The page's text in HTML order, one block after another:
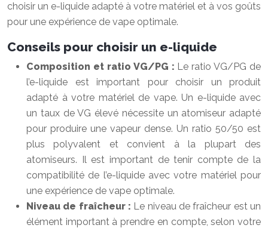
choisir un e-liquide adapté à votre matériel et à vos goûts
pour une expérience de vape optimale.
Conseils pour choisir un e-liquide
Composition et ratio VG/PG : Le ratio VG/PG de
l’e-liquide est important pour choisir un produit
adapté à votre matériel de vape. Un e-liquide avec
un taux de VG élevé nécessite un atomiseur adapté
pour produire une vapeur dense. Un ratio 50/50 est
plus polyvalent et convient à la plupart des
atomiseurs. Il est important de tenir compte de la
compatibilité de l’e-liquide avec votre matériel pour
une expérience de vape optimale.
Niveau de fraîcheur : Le niveau de fraîcheur est un
élément important à prendre en compte, selon votre